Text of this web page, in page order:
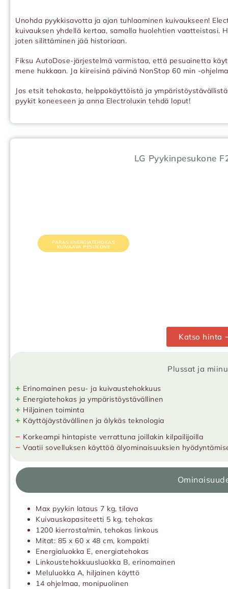
Unohda pyykkisavotta ja ajan tuhlaaminen kuivaukseen!
kuivauksen yhdellä kertaa, samalla huolehtien vaatteistasi.
joten silittäminen jää historiaan.
Fiksu AutoDose-järjestelmä varmistaa, että pesuainetta
mene hukkaan. Ja kiireisinä päivinä NonStop 60 min -
Jos etsit tehokasta, helppokäyttöistä ja
pyykit koneeseen ja anna Electroluxin tehdä loput!
LG Pyykinpesukone
PARAS ENERGIATEHOKAS
KUIVAAVA PESUKONE
Katso hinta
Plussat ja
+ Erinomainen pesu- ja kuivaustehokkuus
+ Energiatehokas ja ympäristöystävällinen
+ Hiljainen toiminta
+ Käyttäjäystävällinen ja älykäs teknologia
− Korkeampi hintapiste verrattuna joillakin kilpailijoilla
− Vaatii sovelluksen käyttöä älyominaisuuksien
Max pyykin lataus 7 kg, tilava
Kuivauskapasiteetti 5 kg, tehokas
1200 kierrosta/min, tehokas linkous
Mitat: 85 x 60 x 48 cm, kompakti
Energialuokka E, energiatehokas
Linkoustehokkuusluokka B, erinomainen
Meluluokka A, hiljainen käyttö
14 ohjelmaa, monipuolinen